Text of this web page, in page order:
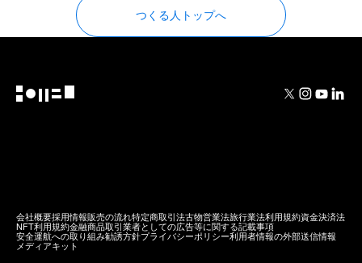
つくる人トップへ
会社概要採用情報販売の流れ特定商取引法古物営業法旅行業法利用規約資金決済法
NFT利用規約金融商品取引業者としての広告等に関する記載事項
安全運航への取り組み勧誘方針プライバシーポリシー利用者情報の外部送信情報
メディアキット